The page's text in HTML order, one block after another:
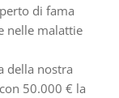
di fama
nelle malattie
della nostra
50.000 € la